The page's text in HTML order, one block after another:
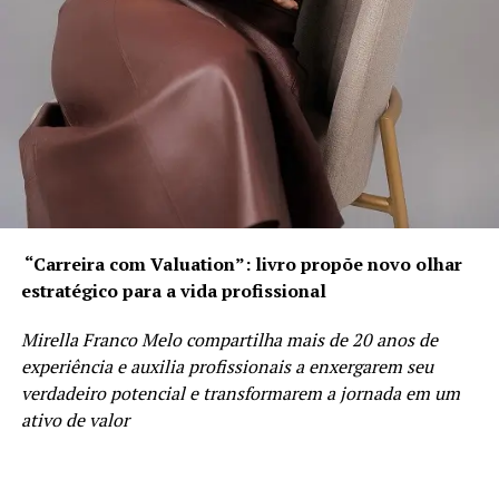
“Carreira com Valuation”: livro propõe novo olhar
estratégico para a vida profissional
Mirella Franco Melo compartilha mais de 20 anos de
experiência e auxilia profissionais a enxergarem seu
verdadeiro potencial e transformarem a jornada em um
ativo de valor